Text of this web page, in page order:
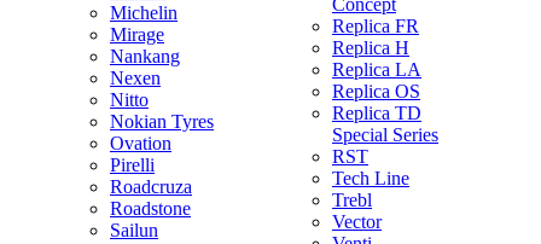
Michelin
Mirage
Nankang
Nexen
Nitto
Nokian Tyres
Ovation
Pirelli
Roadcruza
Roadstone
Sailun
Concept
Replica FR
Replica H
Replica LA
Replica OS
Replica TD
Special Series
RST
Tech Line
Trebl
Vector